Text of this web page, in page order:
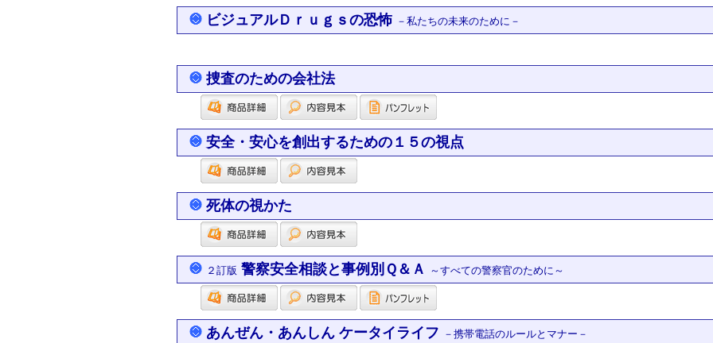
ビジュアルＤｒｕｇｓの恐怖 －私たちの未来のために－
捜査のための会社法
安全・安心を創出するための１５の視点
死体の視かた
２訂版 警察安全相談と事例別Ｑ＆Ａ ～すべての警察官のために～
あんぜん・あんしん ケータイライフ －携帯電話のルールとマナー－